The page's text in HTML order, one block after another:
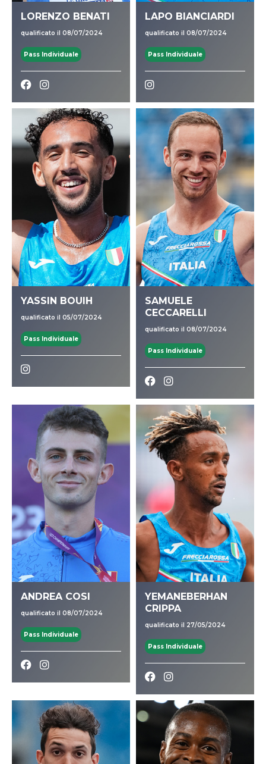
LORENZO BENATI
qualificato il 08/07/2024
Pass Individuale
LAPO BIANCIARDI
qualificato il 08/07/2024
Pass Individuale
YASSIN BOUIH
qualificato il 05/07/2024
Pass Individuale
SAMUELE
CECCARELLI
qualificato il 08/07/2024
Pass Individuale
ANDREA COSI
qualificato il 08/07/2024
Pass Individuale
YEMANEBERHAN
CRIPPA
qualificato il 27/05/2024
Pass Individuale